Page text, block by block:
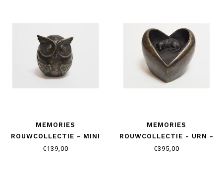
MEMORIES
ROUWCOLLECTIE - MINI
URN - UIL
€139,00
MEMORIES
ROUWCOLLECTIE - URN -
FOREVER IN MY HEART
€395,00